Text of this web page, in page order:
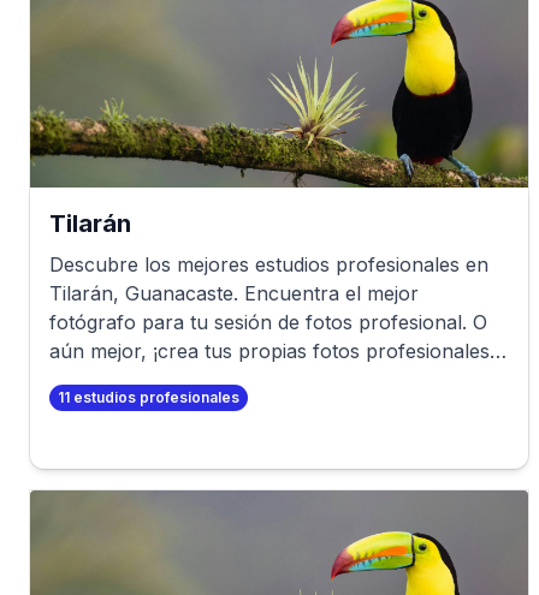
Tilarán
Descubre los mejores estudios profesionales en
Tilarán, Guanacaste. Encuentra el mejor
fotógrafo para tu sesión de fotos profesional. O
aún mejor, ¡crea tus propias fotos profesionales
en minutos!
11 estudios profesionales